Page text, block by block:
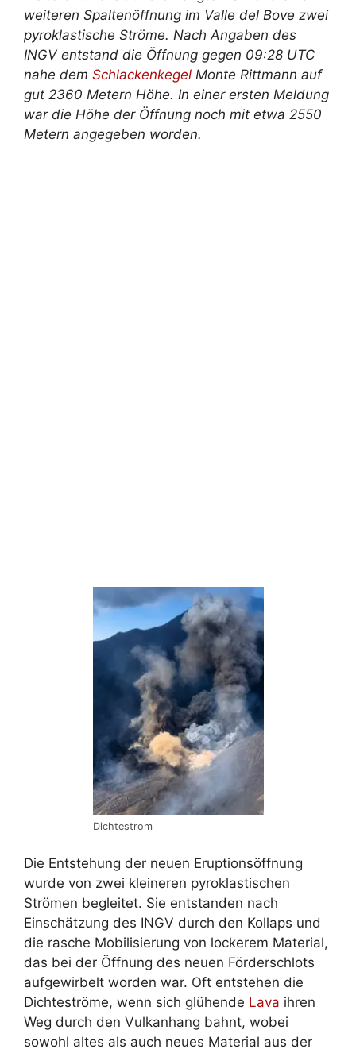
weiteren Spaltenöffnung im Valle del Bove zwei
pyroklastische Ströme. Nach Angaben des
INGV entstand die Öffnung gegen 09:28 UTC
nahe dem Schlackenkegel Monte Rittmann auf
gut 2360 Metern Höhe. In einer ersten Meldung
war die Höhe der Öffnung noch mit etwa 2550
Metern angegeben worden.
Dichtestrom
Die Entstehung der neuen Eruptionsöffnung
wurde von zwei kleineren pyroklastischen
Strömen begleitet. Sie entstanden nach
Einschätzung des INGV durch den Kollaps und
die rasche Mobilisierung von lockerem Material,
das bei der Öffnung des neuen Förderschlots
aufgewirbelt worden war. Oft entstehen die
Dichteströme, wenn sich glühende Lava ihren
Weg durch den Vulkanhang bahnt, wobei
sowohl altes als auch neues Material aus der